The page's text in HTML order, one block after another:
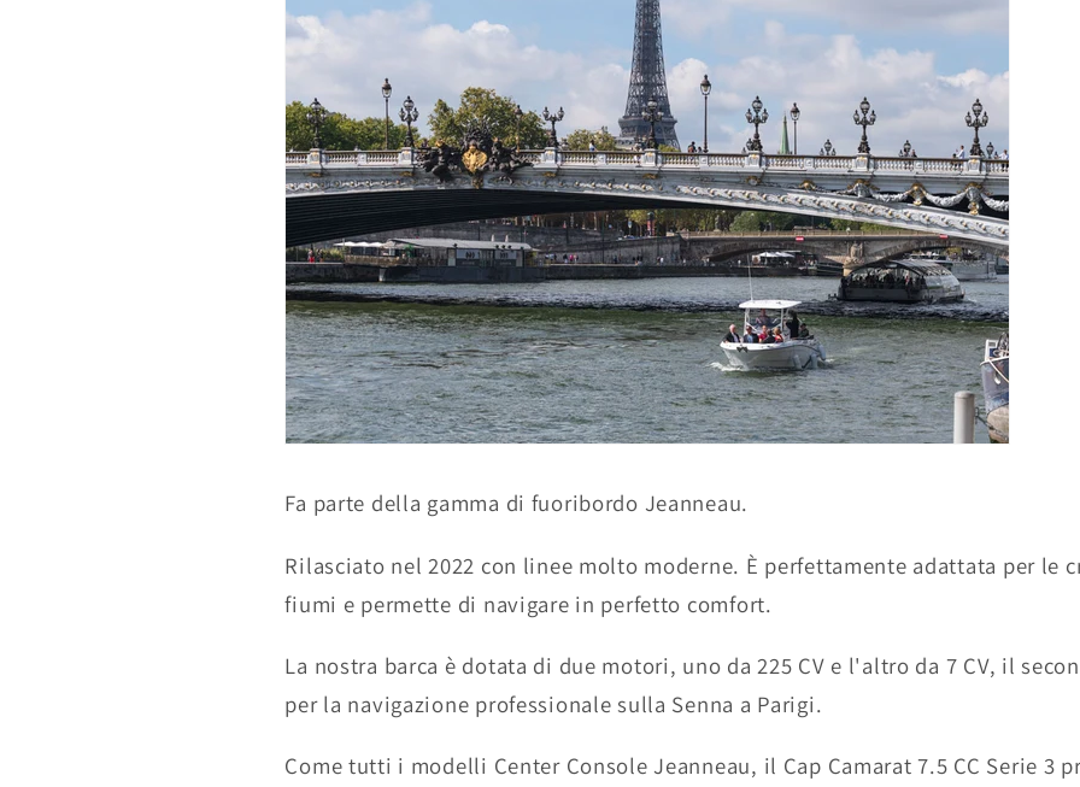
Fa parte della gamma di fuoribordo Jeanneau.
Rilasciato nel 2022 con linee molto moderne. È perfettamente adattata per le
fiumi e permette di navigare in perfetto comfort.
La nostra barca è dotata di due motori, uno da 225 CV e l'altro da 7 CV, il
per la navigazione professionale sulla Senna a Parigi.
Come tutti i modelli Center Console Jeanneau, il Cap Camarat 7.5 CC Serie 3